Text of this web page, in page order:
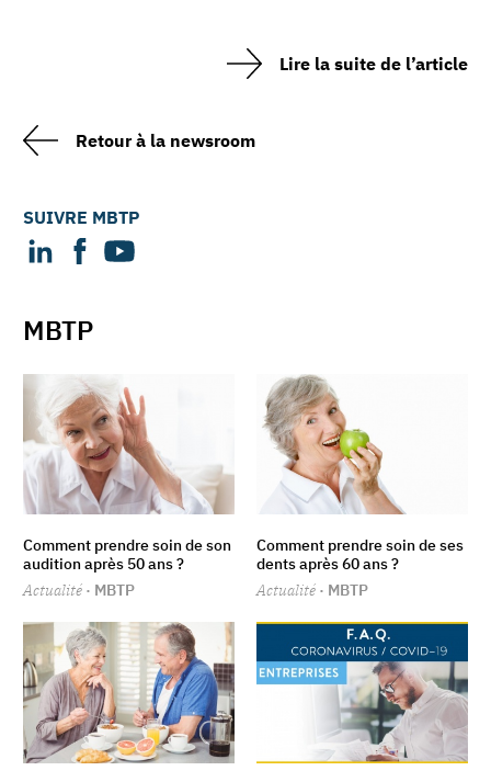
Lire la suite de l’article
Retour à la newsroom
SUIVRE MBTP
MBTP
Comment prendre soin de son
audition après 50 ans ?
Actualité · MBTP
Comment prendre soin de ses
dents après 60 ans ?
Actualité · MBTP